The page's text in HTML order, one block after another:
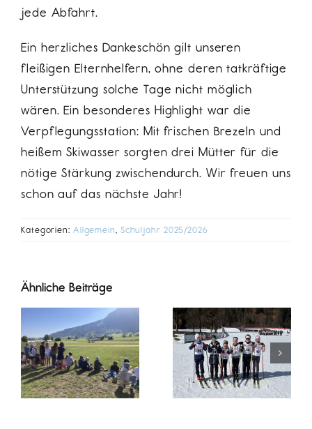
jede Abfahrt.
Ein herzliches Dankeschön gilt unseren
fleißigen Elternhelfern, ohne deren tatkräftige
Unterstützung solche Tage nicht möglich
wären. Ein besonderes Highlight war die
Verpflegungsstation: Mit frischen Brezeln und
heißem Skiwasser sorgten drei Mütter für die
nötige Stärkung zwischendurch. Wir freuen uns
schon auf das nächste Jahr!
Kategorien: Allgemein Schuljahr 2025/2026
Ähnliche Beiträge
Start beim
Grundschulwettbewerb
Ski nordisch
Musical-
Aufführung
Tinas Traum